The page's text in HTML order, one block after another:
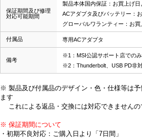
保証期間及び修理
対応可能期間
製品本体国内保証：お買上げ日
ACアダプタ及びバッテリー：
グローバルワランティー：お
付属品 専用ACアダプタ
備考
※1：MSI公認サポート店での
※2：Thunderbolt、USB PD非
※ 製品及び付属品のデザイン・色・仕様等は予
ます
これによる返品・交換には対応できませんの
※ 保証期間について
・初期不良対応：ご購入日より「7日間」